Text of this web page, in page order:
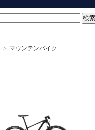
> マウンテンバイク